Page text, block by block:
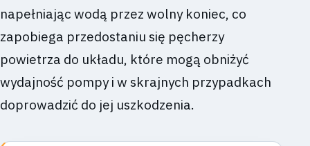
napełniając wodą przez wolny koniec, co
zapobiega przedostaniu się pęcherzy
powietrza do układu, które mogą obniżyć
wydajność pompy i w skrajnych przypadkach
doprowadzić do jej uszkodzenia.